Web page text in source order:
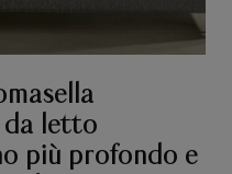
da letto
più profondo e